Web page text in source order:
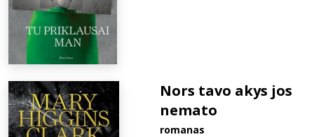
Nors tavo akys jos
nemato
romanas